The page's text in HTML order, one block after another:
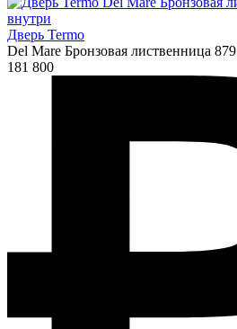
Дверь Termo
Del Mare Бронзовая лиственница 879
181 800